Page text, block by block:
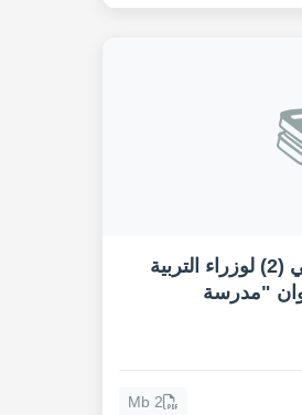
كتاب وقائع المؤتمر الثاني (2) لوزراء التربية
"مدرسة
2 Mb